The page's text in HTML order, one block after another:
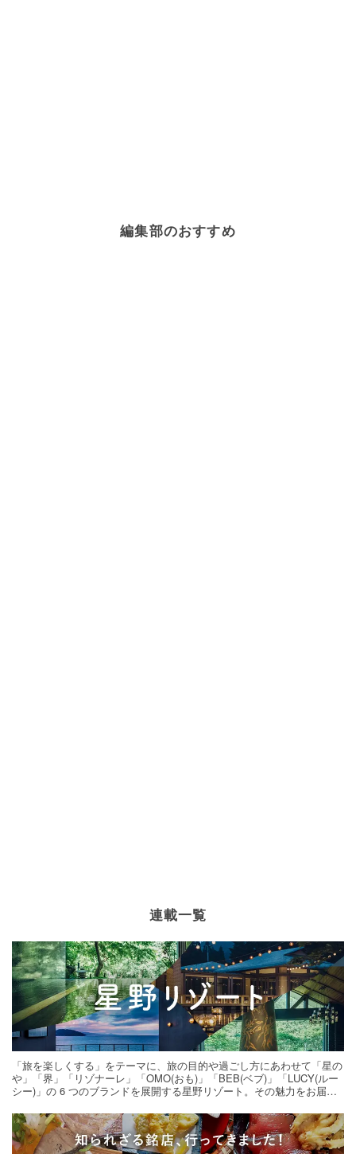
編集部のおすすめ
連載一覧
「旅を楽しくする」をテーマに、旅の目的や過ごし方にあわせて「星の
や」「界」「リゾナーレ」「OMO(おも)」「BEB(ベブ)」「LUCY(ルー
シー)」の 6 つのブランドを展開する星野リゾート。その魅力をお届け